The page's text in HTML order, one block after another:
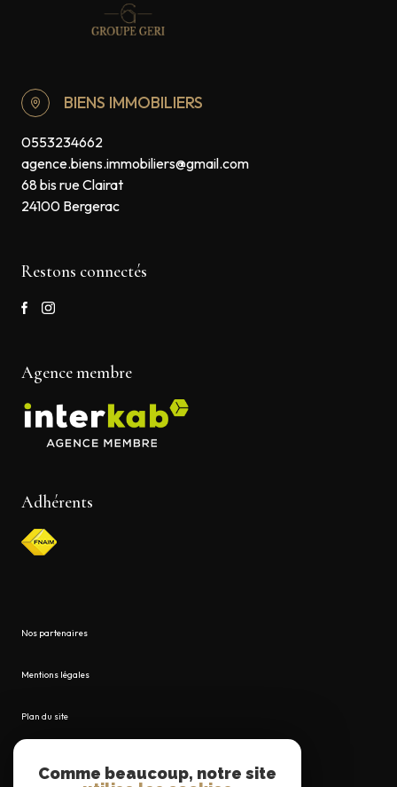
BIENS IMMOBILIERS
0553234662
agence.biens.immobiliers@gmail.com
68 bis rue Clairat
24100 Bergerac
Restons connectés
Agence membre
Adhérents
Nos partenaires
Mentions légales
Plan du site
Comme beaucoup, notre site